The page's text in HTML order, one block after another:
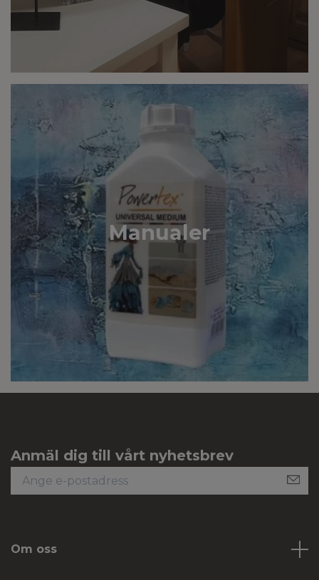
Manualer
Anmäl dig till vårt nyhetsbrev
Om oss